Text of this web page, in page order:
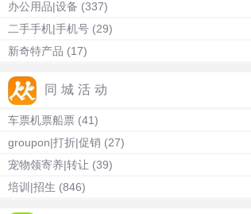
办公用品|设备 (337)
二手手机|手机号 (29)
新奇特产品 (17)
同城活动
车票机票船票 (41)
groupon|打折|促销 (27)
宠物领寄养|转让 (39)
培训|招生 (846)